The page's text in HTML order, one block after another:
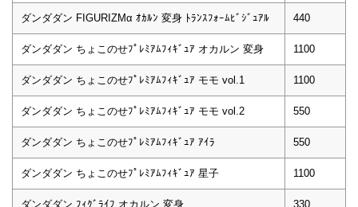
ダンダダン FIGURIZMα ｵｶﾙﾝ 変身 ﾄﾗﾝｽﾌｫｰﾑﾋﾞｼﾞｭｱﾙ 440
ダンダダン ちょこのせﾌﾟﾚﾐｱﾑﾌｨｷﾞｭｱ オカルン 変身 1100
ダンダダン ちょこのせﾌﾟﾚﾐｱﾑﾌｨｷﾞｭｱ モモ vol.1 1100
ダンダダン ちょこのせﾌﾟﾚﾐｱﾑﾌｨｷﾞｭｱ モモ vol.2 550
ダンダダン ちょこのせﾌﾟﾚﾐｱﾑﾌｨｷﾞｭｱ ｱｲﾗ 550
ダンダダン ちょこのせﾌﾟﾚﾐｱﾑﾌｨｷﾞｭｱ 星子 1100
ダンダダン ﾌｨｸﾞﾗｲﾌ オカルン 変身 330